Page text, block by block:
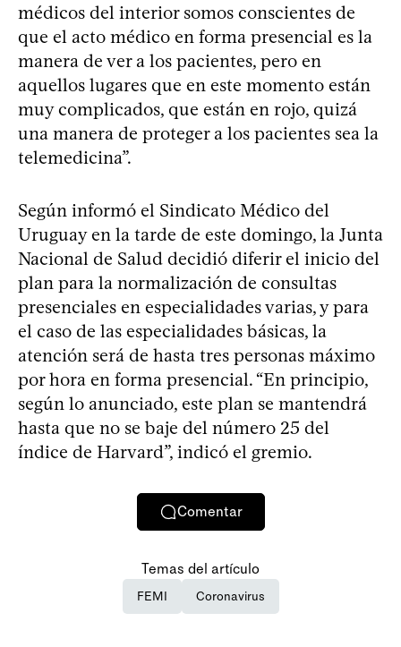
médicos del interior somos conscientes de
que el acto médico en forma presencial es la
manera de ver a los pacientes, pero en
aquellos lugares que en este momento están
muy complicados, que están en rojo, quizá
una manera de proteger a los pacientes sea la
telemedicina”.
Según informó el Sindicato Médico del
Uruguay en la tarde de este domingo, la Junta
Nacional de Salud decidió diferir el inicio del
plan para la normalización de consultas
presenciales en especialidades varias, y para
el caso de las especialidades básicas, la
atención será de hasta tres personas máximo
por hora en forma presencial. “En principio,
según lo anunciado, este plan se mantendrá
hasta que no se baje del número 25 del
índice de Harvard”, indicó el gremio.
Comentar
Temas del artículo
FEMI Coronavirus